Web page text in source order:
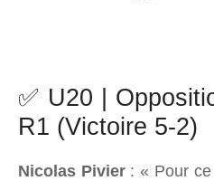
✅ U20 |
R1 (Victoire 5-2)
Nicolas Pivier: « Pour ce